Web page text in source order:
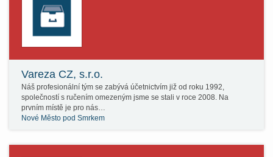
Vareza CZ, s.r.o.
Náš profesionální tým se zabývá účetnictvím již od roku 1992,
společností s ručením omezeným jsme se stali v roce 2008. Na
prvním místě je pro nás…
Nové Město pod Smrkem